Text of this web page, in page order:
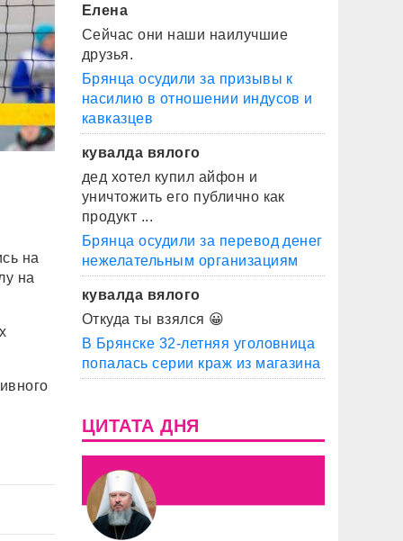
на
на
Елена
Сейчас они наши наилучшие
друзья.
Брянца осудили за призывы к
насилию в отношении индусов и
кавказцев
кувалда вялого
дед хотел купил айфон и
уничтожить его публично как
продукт ...
Брянца осудили за перевод денег
нежелательным организациям
кувалда вялого
Откуда ты взялся 😀
В Брянске 32-летняя уголовница
попалась серии краж из магазина
ЦИТАТА ДНЯ